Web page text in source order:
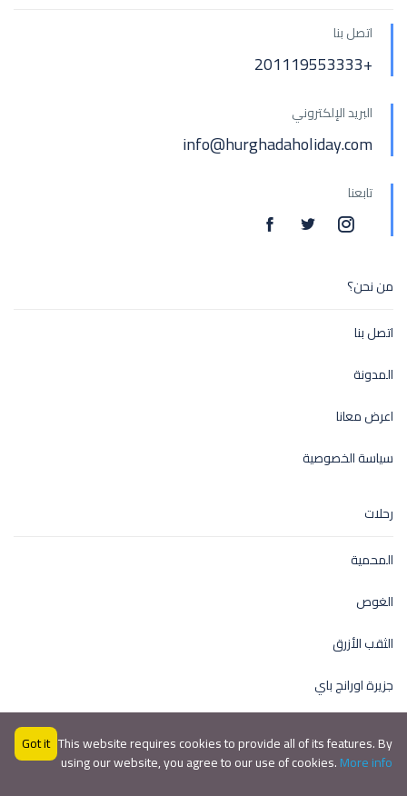
اتصل بنا
+201119553333
البريد الإلكتروني
info@hurghadaholiday.com
تابعنا
من نحن؟
اتصل بنا
المدونة
اعرض معانا
سياسة الخصوصية
رحلات
المحمية
الغوص
الثقب الأزرق
جزيرة اورانج باي
جميع الحقوق محفوظة © 2024 بواسطة الغردقة هوليداي
This website requires cookies to provide all of its features. By
using our website, you agree to our use of cookies.More info
Got it